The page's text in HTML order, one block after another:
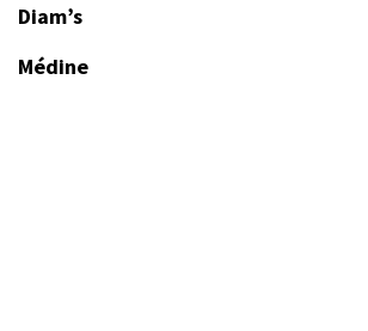
Diam’s
Médine